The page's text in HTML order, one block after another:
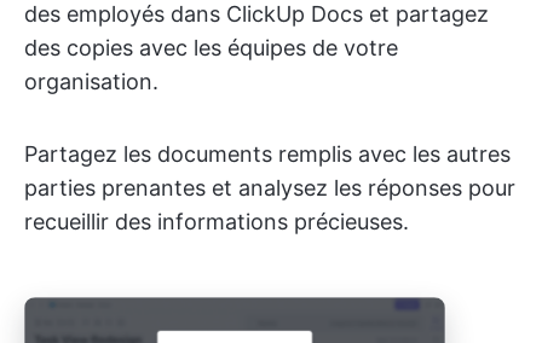
des employés dans ClickUp Docs et partagez
des copies avec les équipes de votre
organisation.
Partagez les documents remplis avec les autres
parties prenantes et analysez les réponses pour
recueillir des informations précieuses.